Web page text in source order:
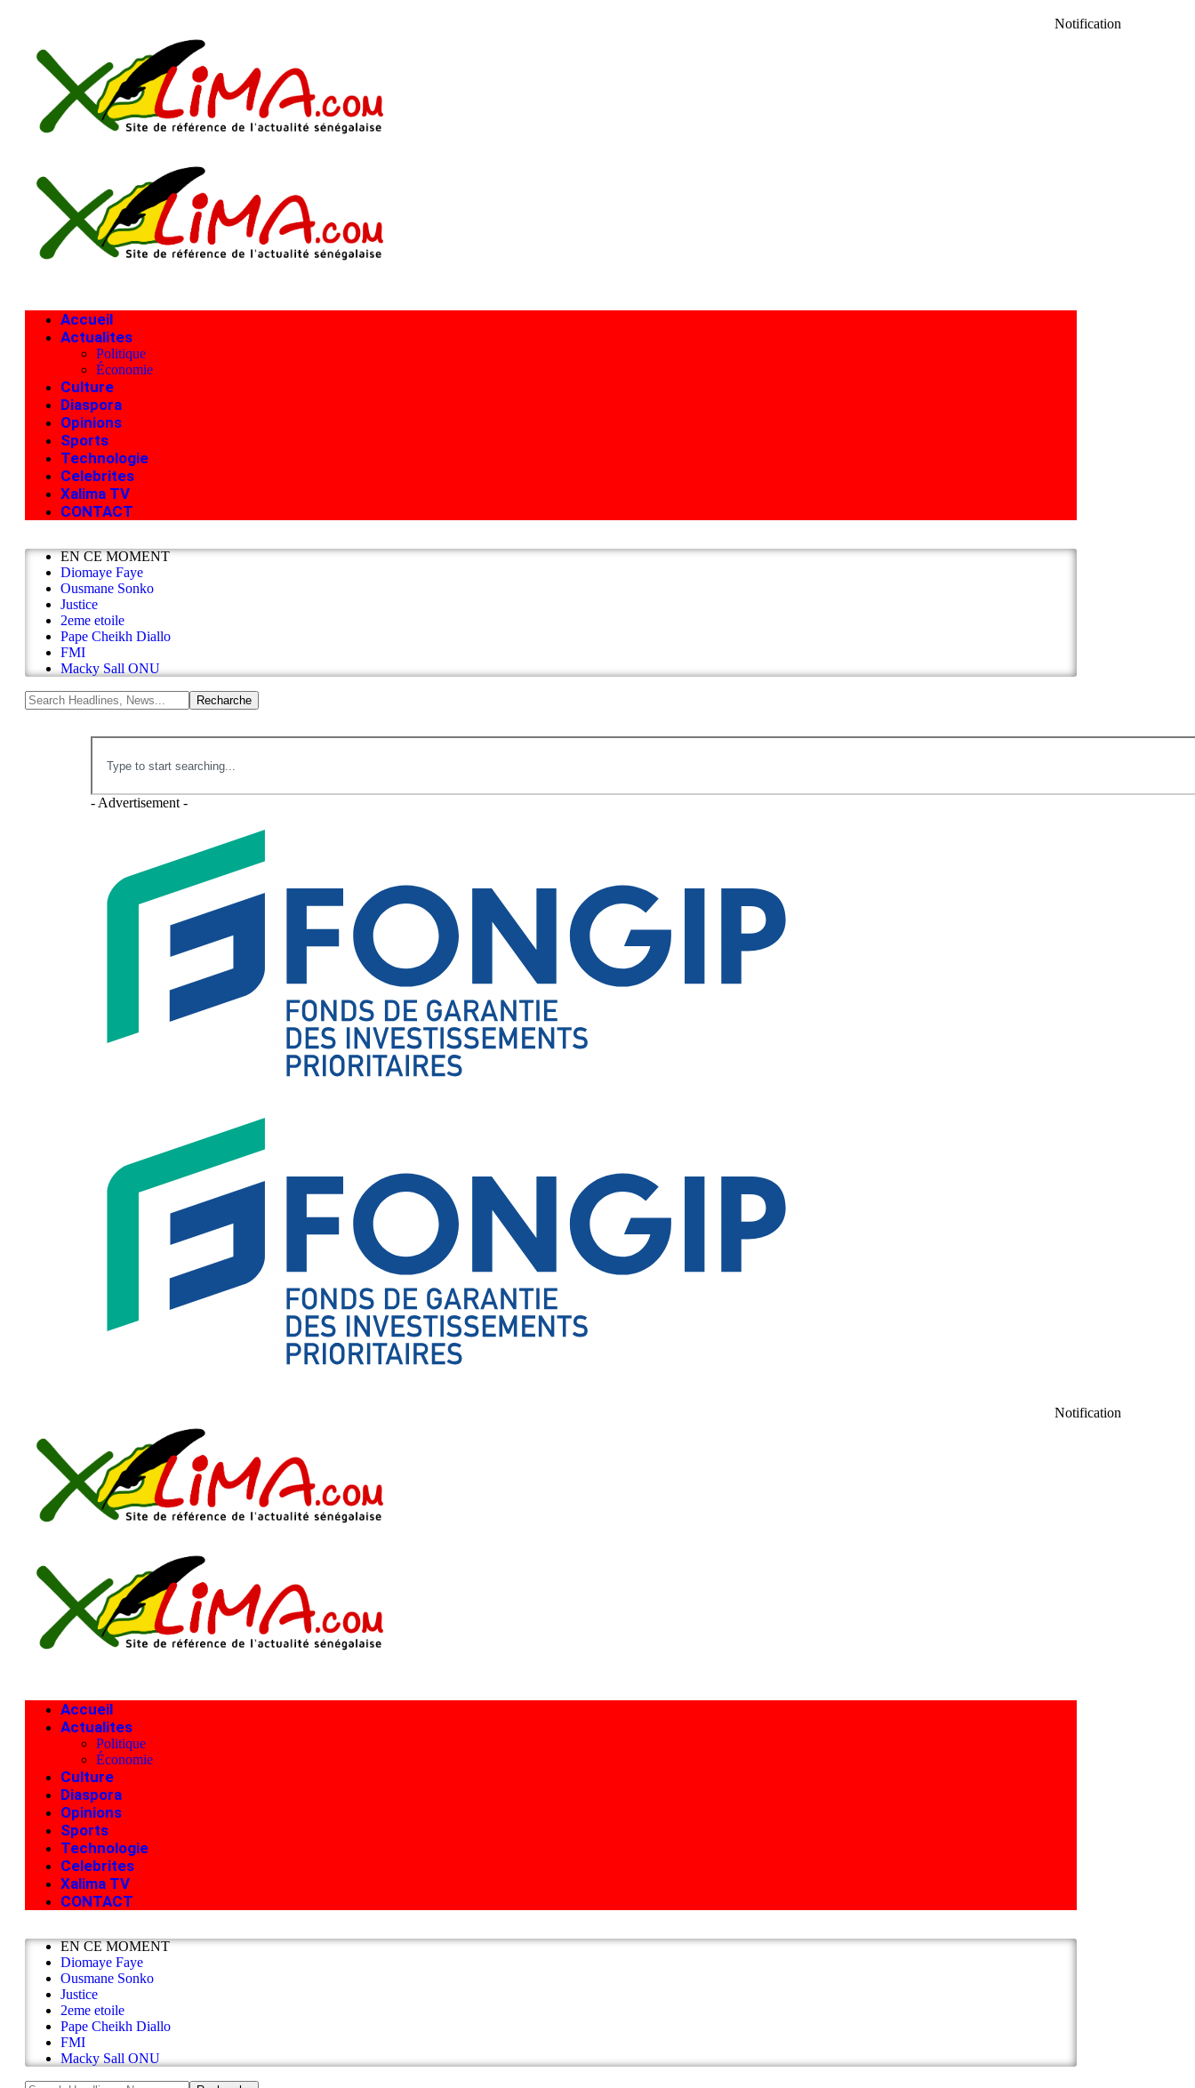
Notification
Accueil
Actualites
Politique
Économie
Culture
Diaspora
Opinions
Sports
Technologie
Celebrites
Xalima TV
CONTACT
EN CE MOMENT
Diomaye Faye
Ousmane Sonko
Justice
2eme etoile
Pape Cheikh Diallo
FMI
Macky Sall ONU
- Advertisement -
Notification
Accueil
Actualites
Politique
Économie
Culture
Diaspora
Opinions
Sports
Technologie
Celebrites
Xalima TV
CONTACT
EN CE MOMENT
Diomaye Faye
Ousmane Sonko
Justice
2eme etoile
Pape Cheikh Diallo
FMI
Macky Sall ONU